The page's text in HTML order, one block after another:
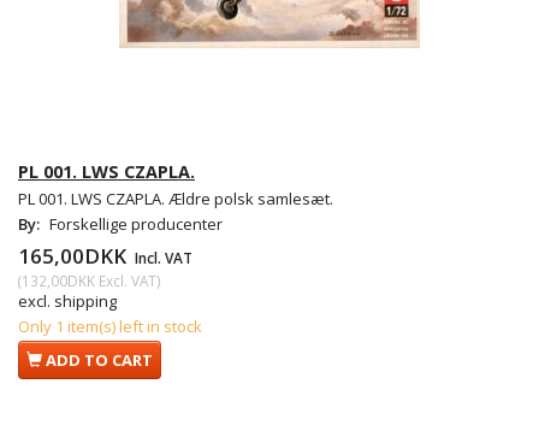
PL 001. LWS CZAPLA.
PL 001. LWS CZAPLA. Ældre polsk samlesæt.
By: Forskellige producenter
165,00DKK Incl. VAT
(132,00DKK Excl. VAT)
excl. shipping
Only 1 item(s) left in stock
ADD TO CART